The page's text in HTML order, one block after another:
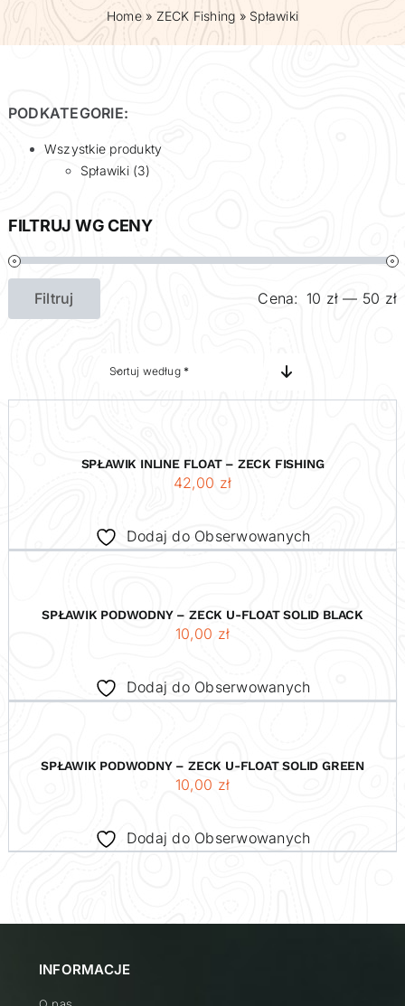
Ubezpieczenia Łodzi
Home» ZECK Fishing » Spławiki
PODKATEGORIE:
Wszystkie produkty
Spławiki (3)
FILTRUJ WG CENY
Cena
Cena
Filtruj Cena: 10 zł — 50 zł
Sortuj według*
SPŁAWIK INLINE FLOAT – ZECK FISHING
42,00 zł
Dodaj do Obserwowanych
SPŁAWIK PODWODNY – ZECK U-FLOAT SOLID BLACK
10,00 zł
Dodaj do Obserwowanych
SPŁAWIK PODWODNY – ZECK U-FLOAT SOLID GREEN
10,00 zł
Dodaj do Obserwowanych
INFORMACJE
O nas